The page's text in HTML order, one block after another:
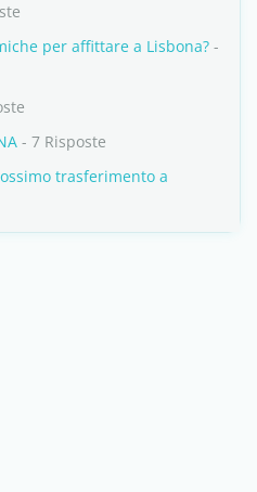
per affittare a Lisbona? -
- 7 Risposte
trasferimento a